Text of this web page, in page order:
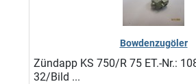
Bowdenzugöler
Zündapp KS 750/R 75 ET.-Nr.:
32/Bild ...